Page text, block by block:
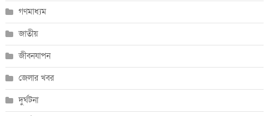
গণমাধ্যম
জাতীয়
জীবনযাপন
জেলার খবর
দুর্ঘটনা